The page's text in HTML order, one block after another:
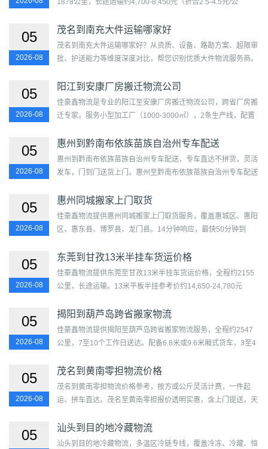
1878公里，长途运输约4,700-8,450元（折合2.5-4.5元/公
湾区、斗门...
05
2026-08
茂名到南充大件运输哪家好
茂名到南充大件运输哪家好？从资质、设备、路勘方案、超限审
批、护送能力等维度深度对比，帮您识别优质大件物流服务商。
05
2026-08
阳江到安康厂房搬迁物流公司
佳豪鑫物流是专业的阳江至安康厂房搬迁物流公司，跨省厂房搬
迁专家。服务小型加工厂（1000-3000㎡），2条生产线，配置
产线拆...
05
2026-08
惠州到黔南布依族苗族自治州专车配送
惠州到黔南布依族苗族自治州专车配送，专车直达不拼货，灵活
发车，门到门送货上门。惠州至黔南布依族苗族自治州专车配送
05
2026-08
惠州同城搬家上门取货
佳豪鑫物流提供惠州同城搬家上门取货服务，覆盖惠城区、惠阳
区、惠东县、博罗县、龙门县。14分钟响应，最快50分钟到
队上门...
05
2026-08
东莞到甘孜13米半挂车货运价格
佳豪鑫物流提供东莞至甘孜13米半挂车货运价格，全程约2155
公里，长途运输。13米平板半挂参考价约14,650-24,780元
合桥梁构件、...
05
2026-08
揭阳到葫芦岛跨省搬家物流
佳豪鑫物流提供揭阳至葫芦岛跨省搬家物流服务，全程约2547
公里，7至10个工作日送达。配备6.8米或9.6米厢式货车，3至4
泡...
05
2026-08
茂名到黄南零担物流价格
茂名到黄南零担物流价格参考，按方或公斤灵活计费，一件起
运、拼车直达。茂名至黄南零担报价透明实惠，含上门提送，天
05 汕头到目的地冷藏物流
汕头到目的地冷藏物流，多温区冷链专线，覆盖冷冻、冷藏、恒